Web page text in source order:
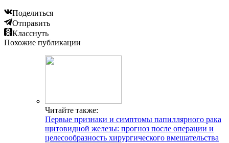
Поделиться
Отправить
Класснуть
Похожие публикации
Читайте также:
Первые признаки и симптомы папиллярного рака
щитовидной железы: прогноз после операции и
целесообразность хирургического вмешательства